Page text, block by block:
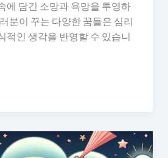
에 담긴 소망과 욕망을 투영하
분이 꾸는 다양한 꿈들은 심리
적인 생각을 반영할 수 있습니